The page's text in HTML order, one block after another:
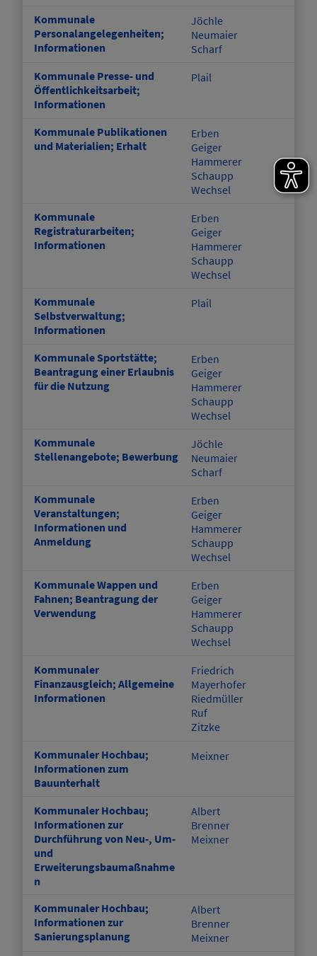
Kommunale
Personalangelegenheiten;
Informationen
Jöchle
Neumaier
Scharf
Kommunale Presse- und
Öffentlichkeitsarbeit;
Informationen
Plail
Kommunale Publikationen
und Materialien; Erhalt
Erben
Geiger
Hammerer
Schaupp
Wechsel
Kommunale
Registraturarbeiten;
Informationen
Erben
Geiger
Hammerer
Schaupp
Wechsel
Kommunale
Selbstverwaltung;
Informationen
Plail
Kommunale Sportstätte;
Beantragung einer Erlaubnis
für die Nutzung
Erben
Geiger
Hammerer
Schaupp
Wechsel
Kommunale
Stellenangebote; Bewerbung
Jöchle
Neumaier
Scharf
Kommunale
Veranstaltungen;
Informationen und
Anmeldung
Erben
Geiger
Hammerer
Schaupp
Wechsel
Kommunale Wappen und
Fahnen; Beantragung der
Verwendung
Erben
Geiger
Hammerer
Schaupp
Wechsel
Kommunaler
Finanzausgleich; Allgemeine
Informationen
Friedrich
Mayerhofer
Riedmüller
Ruf
Zitzke
Kommunaler Hochbau;
Informationen zum
Bauunterhalt
Meixner
Kommunaler Hochbau;
Informationen zur
Durchführung von Neu-, Um-
und
Erweiterungsbaumaßnahme
n
Albert
Brenner
Meixner
Kommunaler Hochbau;
Informationen zur
Sanierungsplanung
Albert
Brenner
Meixner